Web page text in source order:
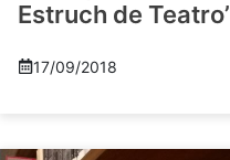
Estruch de Teatro’
17/09/2018